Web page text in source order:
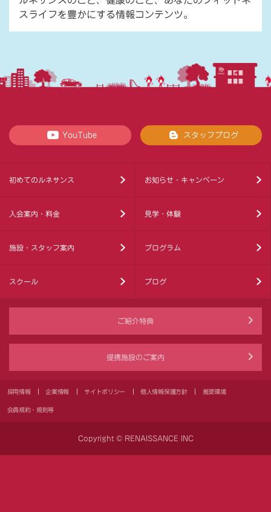
スライフを豊かにする情報コンテンツ。
YouTube スタッフブログ
初めてのルネサンス お知らせ・キャンペーン
入会案内・料金 見学・体験
施設・スタッフ案内 プログラム
スクール ブログ
ご紹介特典
提携施設のご案内
採用情報 企業情報 サイトポリシー 個人情報保護方針 推奨環境
会員規約・規則等
Copyright © RENAISSANCE INC